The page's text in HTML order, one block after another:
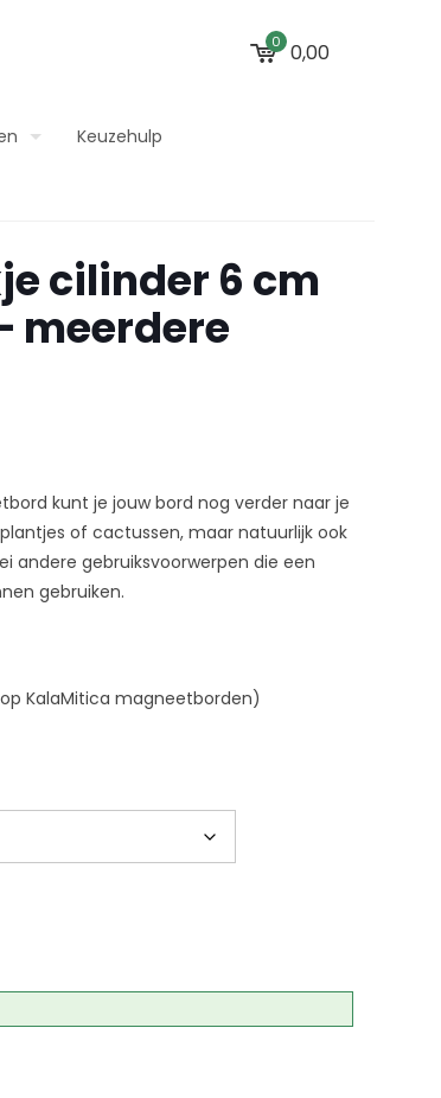
0 0,00
Keuzehulp
cilinder 6 cm
meerdere
kunt je jouw bord nog verder naar je
of cactussen, maar natuurlijk ook
andere gebruiksvoorwerpen die een
gebruiken.
KalaMitica magneetborden)